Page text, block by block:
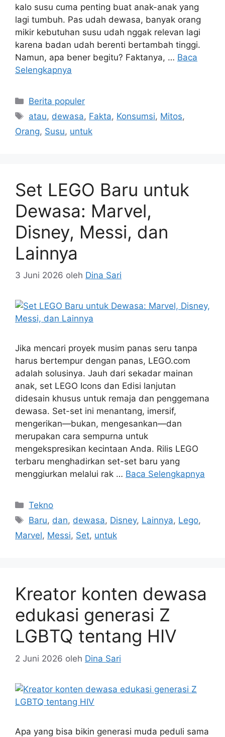
kalo susu cuma penting buat anak-anak yang
lagi tumbuh. Pas udah dewasa, banyak orang
mikir kebutuhan susu udah nggak relevan lagi
karena badan udah berenti bertambah tinggi.
Namun, apa bener begitu? Faktanya, … Baca
Selengkapnya
Kategori
Berita populer
Tag
atau, dewasa, Fakta, Konsumsi, Mitos,
Orang, Susu, untuk
Set LEGO Baru untuk
Dewasa: Marvel,
Disney, Messi, dan
Lainnya
3 Juni 2026 oleh Dina Sari
Jika mencari proyek musim panas seru tanpa
harus bertempur dengan panas, LEGO.com
adalah solusinya. Jauh dari sekadar mainan
anak, set LEGO Icons dan Edisi lanjutan
didesain khusus untuk remaja dan penggemana
dewasa. Set-set ini menantang, imersif,
mengerikan—bukan, mengesankan—dan
merupakan cara sempurna untuk
mengekspresikan kecintaan Anda. Rilis LEGO
terbaru menghadirkan set-set baru yang
menggiurkan melalui rak … Baca Selengkapnya
Kategori
Tekno
Tag
Baru, dan, dewasa, Disney, Lainnya, Lego,
Marvel, Messi, Set, untuk
Kreator konten dewasa
edukasi generasi Z
LGBTQ tentang HIV
2 Juni 2026 oleh Dina Sari
Apa yang bisa bikin generasi muda peduli sama